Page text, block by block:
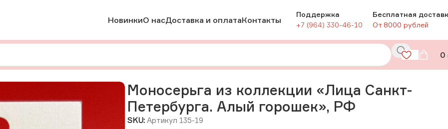
НовинкиО насДоставка и оплатаКонтакты
Поддержка
+7 (964) 330-46-10
Бесплатная
От 8000 рублей
0
Моносерьга из коллекции «Лица Санкт-Петербурга. Алый горошек», РФ
Моносерьга из коллекции «Лица Санкт-
Петербурга. Алый горошек», РФ
SKU: Артикул 135-19